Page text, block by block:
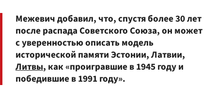
Межевич добавил, что, спустя более 30 лет
после распада Советского Союза, он может
с уверенностью описать модель
исторической памяти Эстонии, Латвии,
Литвы, как «проигравшие в 1945 году и
победившие в 1991 году».